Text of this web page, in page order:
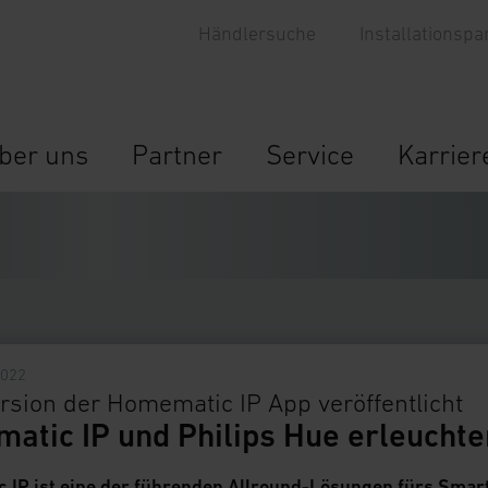
uns Partner Service
Händlersuche
IP und Philips Hue
der Homematic IP App veröffentlicht